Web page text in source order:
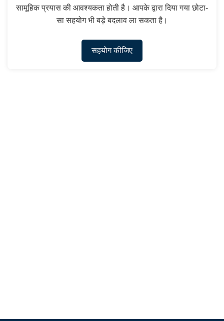
सामूहिक प्रयास की आवश्यकता होती है। आपके द्वारा दिया गया छोटा-
सा सहयोग भी बड़े बदलाव ला सकता है।
सहयोग कीजिए